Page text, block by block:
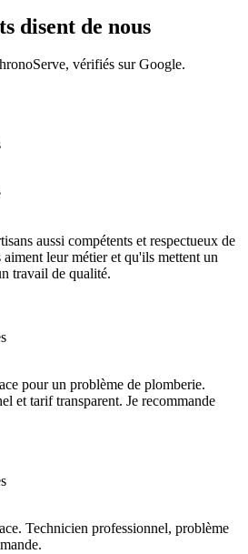
disent de nous
vérifiés sur Google.
aussi compétents et respectueux de
leur métier et qu'ils mettent un
travail de qualité.
pour un problème de plomberie.
et tarif transparent. Je recommande
Technicien professionnel, problème